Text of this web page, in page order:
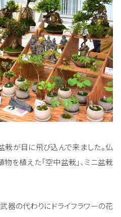
栽が目に飛び込んで来ました。仏
を植えた「空中盆栽」、ミニ盆栽
器の代わりにドライフラワーの花